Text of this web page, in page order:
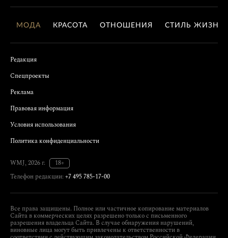
МОДА КРАСОТА ОТНОШЕНИЯ СТИЛЬ ЖИЗНИ
Редакция
Спецпроекты
Реклама
Правовая информация
Условия использования
Политика конфиденциальности
WMJ, 2026 г.
18+
Телефон редакции: +7 495 785-17-00
Все права защищены. Полное или частичное копирование материалов
Сайта в коммерческих целях разрешено только с письменного
разрешения владельца Сайта. В случае обнаружения нарушений,
виновные лица могут быть привлечены к ответственности в